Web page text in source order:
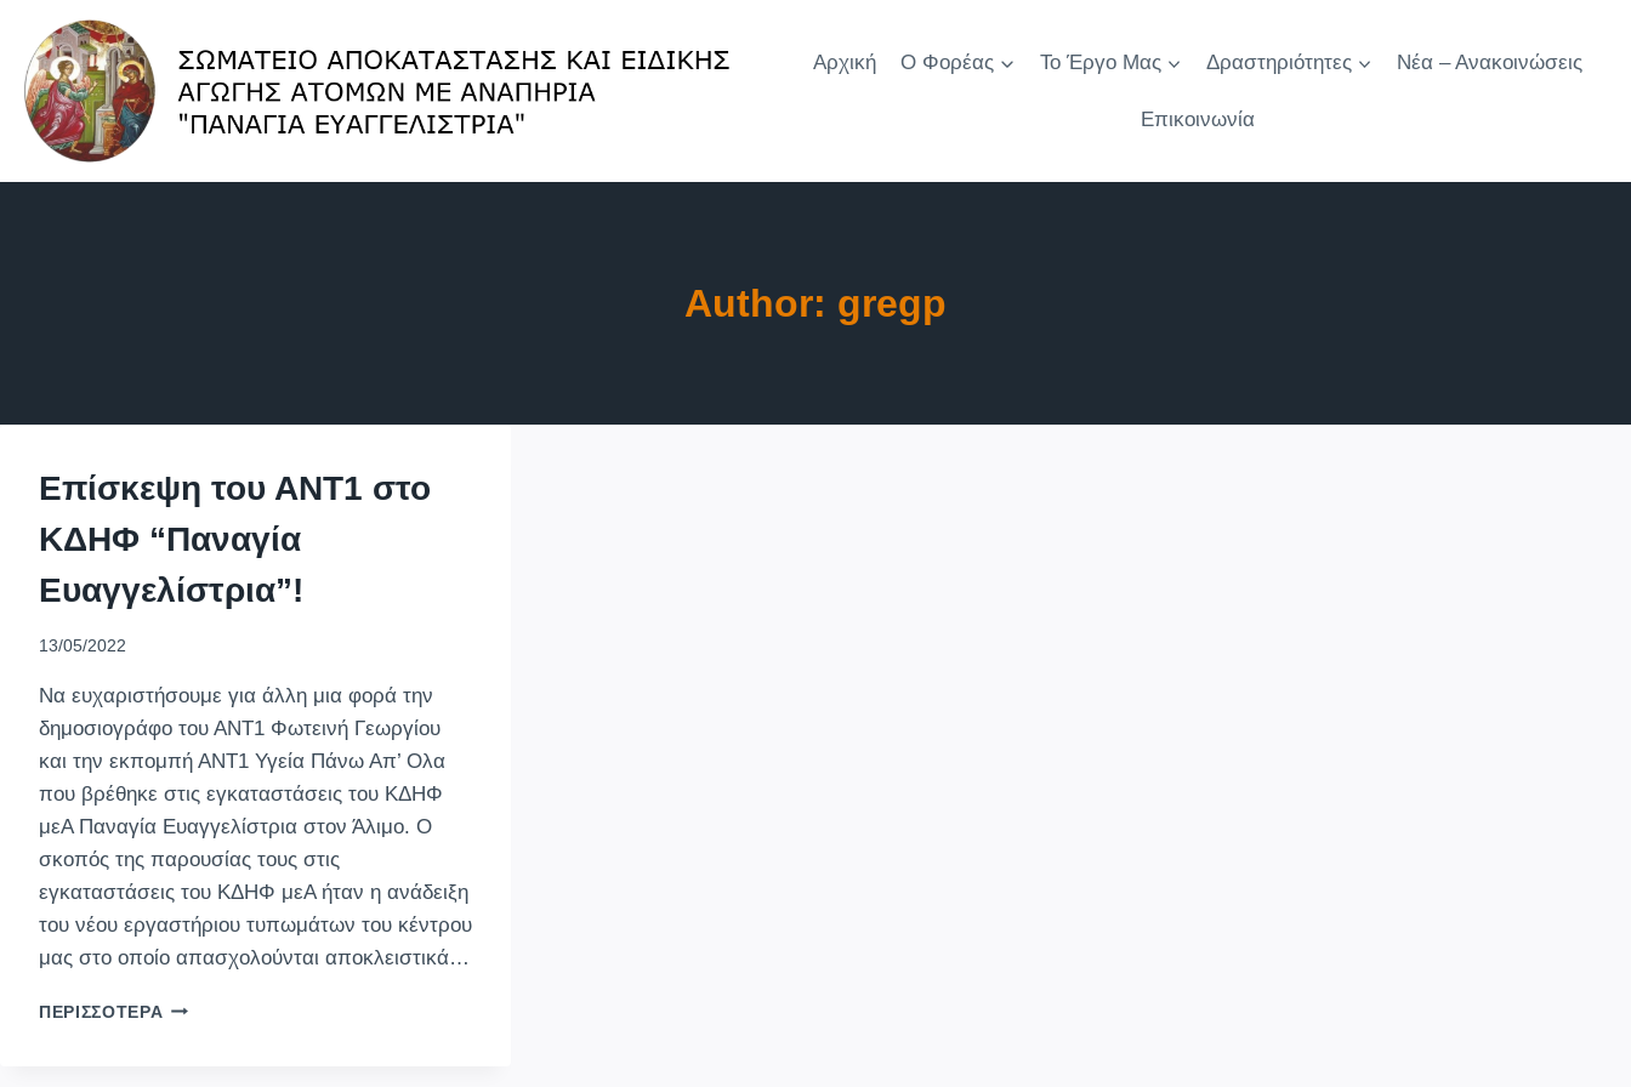
content
Αρχική Ο Φορέας Το Έργο Μας Δραστηριότητες Νέα – Ανακοινώσεις
Επικοινωνία
Author: gregp
Επίσκεψη του ΑΝΤ1 στο
ΚΔΗΦ “Παναγία
Ευαγγελίστρια”!
13/05/2022
Να ευχαριστήσουμε για άλλη μια φορά την
δημοσιογράφο του ΑΝΤ1 Φωτεινή Γεωργίου
και την εκπομπή ΑΝΤ1 Υγεία Πάνω Απ’ Ολα
που βρέθηκε στις εγκαταστάσεις του ΚΔΗΦ
μεΑ Παναγία Ευαγγελίστρια στον Άλιμο. Ο
σκοπός της παρουσίας τους στις
εγκαταστάσεις του ΚΔΗΦ μεΑ ήταν η ανάδειξη
του νέου εργαστήριου τυπωμάτων του κέντρου
μας στο οποίο απασχολούνται αποκλειστικά…
ΠΕΡΙΣΣΌΤΕΡΑ ΕΠΊΣΚΕΨΗ